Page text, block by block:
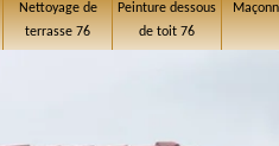
Nettoyage de
terrasse 76
Peinture dessous
de toit 76